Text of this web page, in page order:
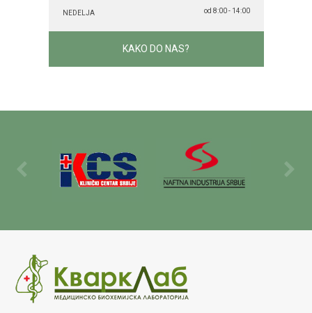
NEDELJA od 8:00 - 14:00
KAKO DO NAS?